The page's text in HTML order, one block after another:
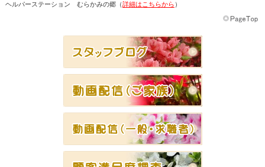
ヘルパーステーション むらかみの郷（詳細はこちらから ）